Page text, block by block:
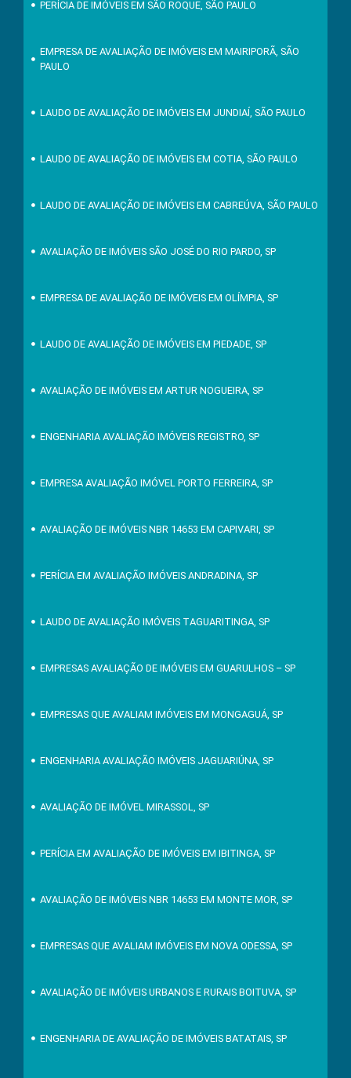
PERÍCIA DE IMÓVEIS EM SÃO ROQUE, SÃO PAULO
EMPRESA DE AVALIAÇÃO DE IMÓVEIS EM MAIRIPORÃ, SÃO
PAULO
LAUDO DE AVALIAÇÃO DE IMÓVEIS EM JUNDIAÍ, SÃO PAULO
LAUDO DE AVALIAÇÃO DE IMÓVEIS EM COTIA, SÃO PAULO
LAUDO DE AVALIAÇÃO DE IMÓVEIS EM CABREÚVA, SÃO PAULO
AVALIAÇÃO DE IMÓVEIS SÃO JOSÉ DO RIO PARDO, SP
EMPRESA DE AVALIAÇÃO DE IMÓVEIS EM OLÍMPIA, SP
LAUDO DE AVALIAÇÃO DE IMÓVEIS EM PIEDADE, SP
AVALIAÇÃO DE IMÓVEIS EM ARTUR NOGUEIRA, SP
ENGENHARIA AVALIAÇÃO IMÓVEIS REGISTRO, SP
EMPRESA AVALIAÇÃO IMÓVEL PORTO FERREIRA, SP
AVALIAÇÃO DE IMÓVEIS NBR 14653 EM CAPIVARI, SP
PERÍCIA EM AVALIAÇÃO IMÓVEIS ANDRADINA, SP
LAUDO DE AVALIAÇÃO IMÓVEIS TAGUARITINGA, SP
EMPRESAS AVALIAÇÃO DE IMÓVEIS EM GUARULHOS – SP
EMPRESAS QUE AVALIAM IMÓVEIS EM MONGAGUÁ, SP
ENGENHARIA AVALIAÇÃO IMÓVEIS JAGUARIÚNA, SP
AVALIAÇÃO DE IMÓVEL MIRASSOL, SP
PERÍCIA EM AVALIAÇÃO DE IMÓVEIS EM IBITINGA, SP
AVALIAÇÃO DE IMÓVEIS NBR 14653 EM MONTE MOR, SP
EMPRESAS QUE AVALIAM IMÓVEIS EM NOVA ODESSA, SP
AVALIAÇÃO DE IMÓVEIS URBANOS E RURAIS BOITUVA, SP
ENGENHARIA DE AVALIAÇÃO DE IMÓVEIS BATATAIS, SP